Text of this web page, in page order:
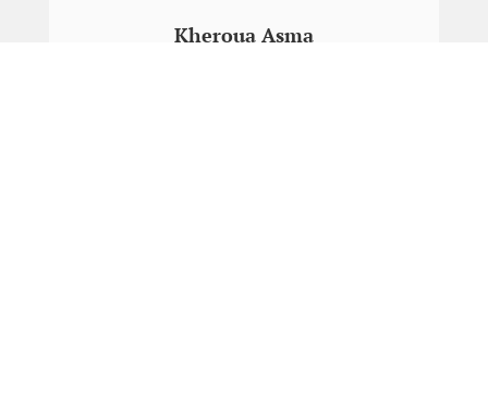
Kheroua Asma